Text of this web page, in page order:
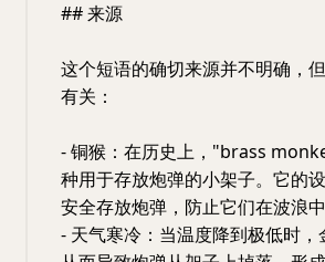
## 来源
这个短语的确切来源并不明确，
有关：
- 铜猴：在历史上，"brass
种用于存放炮弹的小架子。它的
安全存放炮弹，防止它们在波浪中
- 天气寒冷：当温度降到极低时，